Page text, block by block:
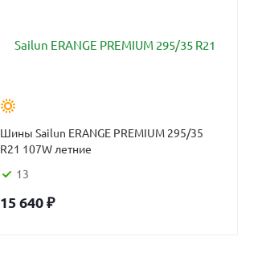
Шины Sailun ERANGE PREMIUM 295/35
R21 107W летние
13
15 640₽